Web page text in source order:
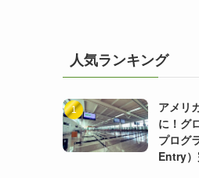
人気ランキング
アメリ
に！グ
プログ
Entry